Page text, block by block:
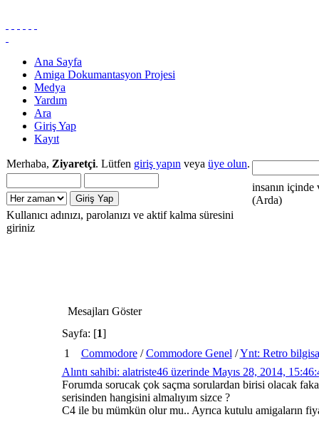
Ana Sayfa
Amiga Dokumantasyon Projesi
Medya
Yardım
Ara
Giriş Yap
Kayıt
Merhaba, Ziyaretçi. Lütfen giriş yapın veya üye olun.
Kullanıcı adınızı, parolanızı ve aktif kalma süresini
giriniz
insanın içinde
(Arda)
Mesajları Göster
Sayfa: [1]
1
Commodore/Commodore Genel /Ynt: Retro
Alıntı sahibi: alatriste46 üzerinde Mayıs 28, 2014,
Forumda sorucak çok saçma sorulardan birisi olacak
serisinden hangisini almalıyım sizce ?
C4 ile bu mümkün olur mu.. Ayrıca kutulu amigaların